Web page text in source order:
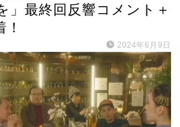
」最終回反響コメント＋
2024年6月9日